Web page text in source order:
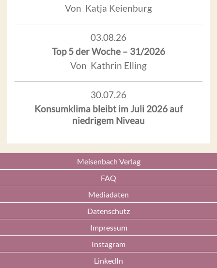
Von Katja Keienburg
03.08.26
Top 5 der Woche – 31/2026
Von Kathrin Elling
30.07.26
Konsumklima bleibt im Juli 2026 auf
niedrigem Niveau
Meisenbach Verlag
FAQ
Mediadaten
Datenschutz
Impressum
Instagram
LinkedIn